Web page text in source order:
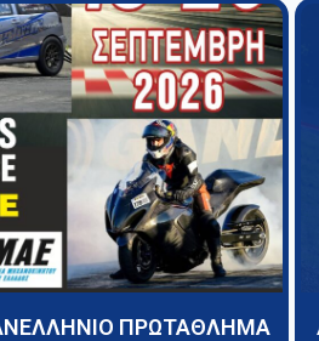
ΠΡΩΤΑΘΛΗΜΑ